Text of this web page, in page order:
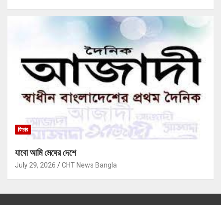
ফিচার
যাবো আমি মেঘের দেশে
July 29, 2026 CHT News Bangla